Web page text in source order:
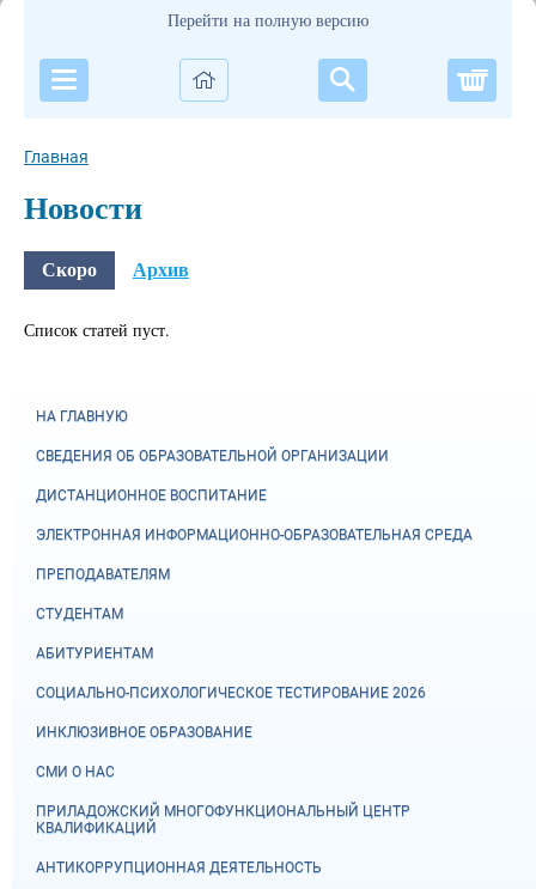
Перейти на полную версию
Главная
Новости
Скоро Архив
Список статей пуст.
НА ГЛАВНУЮ
СВЕДЕНИЯ ОБ ОБРАЗОВАТЕЛЬНОЙ ОРГАНИЗАЦИИ
ДИСТАНЦИОННОЕ ВОСПИТАНИЕ
ЭЛЕКТРОННАЯ ИНФОРМАЦИОННО-ОБРАЗОВАТЕЛЬНАЯ СРЕДА
ПРЕПОДАВАТЕЛЯМ
СТУДЕНТАМ
АБИТУРИЕНТАМ
СОЦИАЛЬНО-ПСИХОЛОГИЧЕСКОЕ ТЕСТИРОВАНИЕ 2026
ИНКЛЮЗИВНОЕ ОБРАЗОВАНИЕ
СМИ О НАС
ПРИЛАДОЖСКИЙ МНОГОФУНКЦИОНАЛЬНЫЙ ЦЕНТР
КВАЛИФИКАЦИЙ
АНТИКОРРУПЦИОННАЯ ДЕЯТЕЛЬНОСТЬ